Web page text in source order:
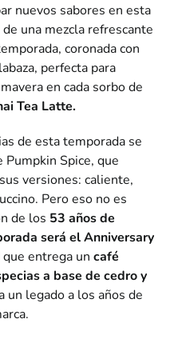
nuevos sabores en esta
una mezcla refrescante
coronada con
perfecta para
en cada sorbo de
Tea Latte.
de esta temporada se
Spice, que
versiones: caliente,
Pero eso no es
de los 53 años de
será el Anniversary
entrega un café
a base de cedro y
un legado a los años de